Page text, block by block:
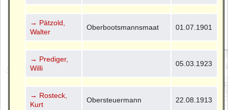
→ Pätzold,
Walter
Oberbootsmannsmaat 01.07.1901
→ Prediger,
Willi
05.03.1923
→ Rosteck,
Kurt
Obersteuermann 22.08.1913